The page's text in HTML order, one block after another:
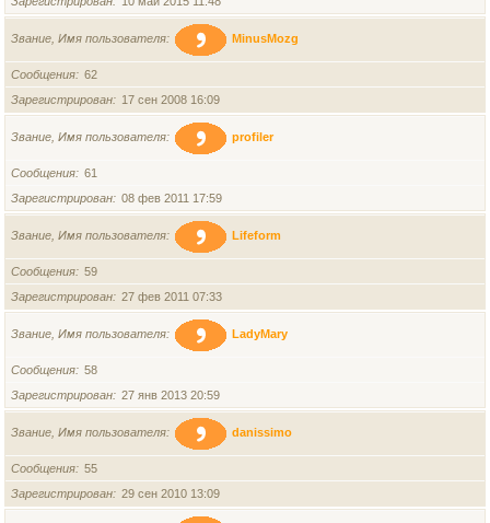
Звание, Имя пользователя MinusMozg
Сообщения
62
Зарегистрирован
17 сен 2008 16:09
Звание, Имя пользователя profiler
Сообщения
61
Зарегистрирован
08 фев 2011 17:59
Звание, Имя пользователя Lifeform
Сообщения
59
Зарегистрирован
27 фев 2011 07:33
Звание, Имя пользователя LadyMary
Сообщения
58
Зарегистрирован
27 янв 2013 20:59
Звание, Имя пользователя danissimo
Сообщения
55
Зарегистрирован
29 сен 2010 13:09